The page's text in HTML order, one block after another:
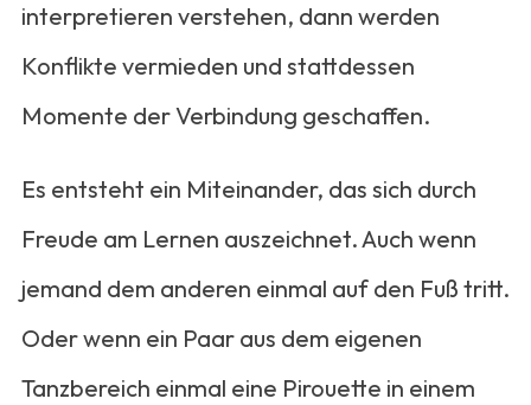
interpretieren verstehen, dann werden
Konflikte vermieden und stattdessen
Momente der Verbindung geschaffen.
Es entsteht ein Miteinander, das sich durch
Freude am Lernen auszeichnet. Auch wenn
jemand dem anderen einmal auf den Fuß tritt.
Oder wenn ein Paar aus dem eigenen
Tanzbereich einmal eine Pirouette in einem